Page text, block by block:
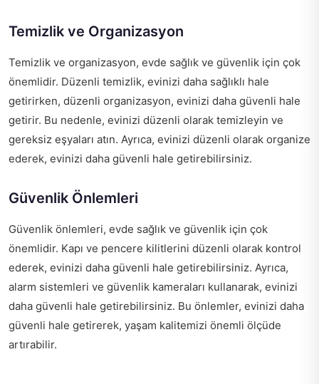
Temizlik ve Organizasyon
Temizlik ve organizasyon, evde sağlık ve güvenlik için çok
önemlidir. Düzenli temizlik, evinizi daha sağlıklı hale
getirirken, düzenli organizasyon, evinizi daha güvenli hale
getirir. Bu nedenle, evinizi düzenli olarak temizleyin ve
gereksiz eşyaları atın. Ayrıca, evinizi düzenli olarak organize
ederek, evinizi daha güvenli hale getirebilirsiniz.
Güvenlik Önlemleri
Güvenlik önlemleri, evde sağlık ve güvenlik için çok
önemlidir. Kapı ve pencere kilitlerini düzenli olarak kontrol
ederek, evinizi daha güvenli hale getirebilirsiniz. Ayrıca,
alarm sistemleri ve güvenlik kameraları kullanarak, evinizi
daha güvenli hale getirebilirsiniz. Bu önlemler, evinizi daha
güvenli hale getirerek, yaşam kalitemizi önemli ölçüde
artırabilir.